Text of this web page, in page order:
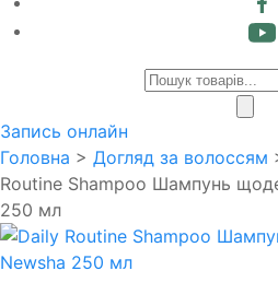
Products
Запись онлайн
Головна > Догляд за волоссям
Routine Shampoo Шампунь
250 мл